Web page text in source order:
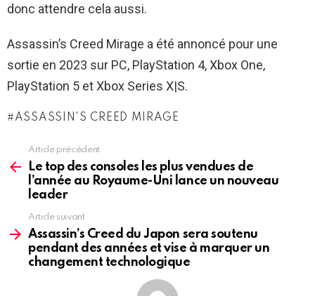
donc attendre cela aussi.
Assassin’s Creed Mirage a été annoncé pour une
sortie en 2023 sur PC, PlayStation 4, Xbox One,
PlayStation 5 et Xbox Series X|S.
ASSASSIN'S CREED MIRAGE
more
Article précédent
Le top des consoles les plus vendues de
l’année au Royaume-Uni lance un nouveau
leader
Article suivant
Assassin’s Creed du Japon sera soutenu
pendant des années et vise à marquer un
changement technologique